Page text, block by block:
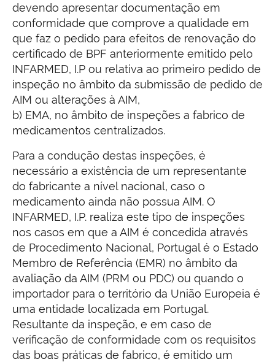
devendo apresentar documentação em
conformidade que comprove a qualidade em
que faz o pedido para efeitos de renovação do
certificado de BPF anteriormente emitido pelo
INFARMED, I.P ou relativa ao primeiro pedido de
inspeção no âmbito da submissão de pedido de
AIM ou alterações à AIM,
b) EMA, no âmbito de inspeções a fabrico de
medicamentos centralizados.
Para a condução destas inspeções, é
necessário a existência de um representante
do fabricante a nível nacional, caso o
medicamento ainda não possua AIM. O
INFARMED, I.P. realiza este tipo de inspeções
nos casos em que a AIM é concedida através
de Procedimento Nacional, Portugal é o Estado
Membro de Referência (EMR) no âmbito da
avaliação da AIM (PRM ou PDC) ou quando o
importador para o território da União Europeia é
uma entidade localizada em Portugal.
Resultante da inspeção, e em caso de
verificação de conformidade com os requisitos
das boas práticas de fabrico, é emitido um